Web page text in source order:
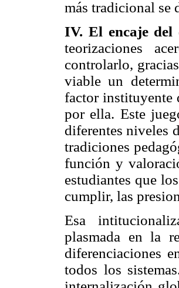
más tradicional se
IV. El encaje del
teorizaciones
controlarlo,
viable un
factor instituyente
por ella. Este
diferentes niveles
tradiciones
función y
estudiantes que
cumplir, las
Esa
plasmada en la
diferenciaciones
todos los